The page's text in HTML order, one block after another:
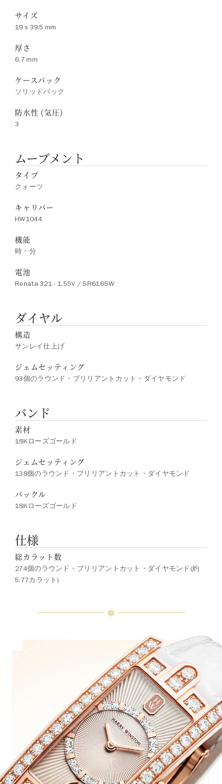
サイズ
19 x 39.5 mm
厚さ
6.7 mm
ケースバック
ソリッドバック
防水性 (気圧)
3
ムーブメント
タイプ
クォーツ
キャリバー
HW1044
機能
時・分
電池
Renata 321 - 1.55V / SR616SW
ダイヤル
構造
サンレイ仕上げ
ジェムセッティング
93個のラウンド・ブリリアントカット・ダイヤモンド
バンド
素材
18Kローズゴールド
ジェムセッティング
138個のラウンド・ブリリアントカット・ダイヤモンド
バックル
18Kローズゴールド
仕様
総カラット数
274個のラウンド・ブリリアントカット・ダイヤモンド(約
5.77カラット)